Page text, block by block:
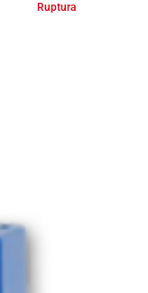
Ruptura